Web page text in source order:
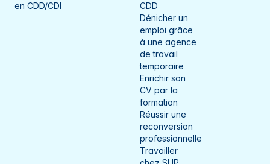
Orne
en CDD/CDI
CDD
Dénicher un
emploi grâce
à une agence
de travail
temporaire
Enrichir son
CV par la
formation
Réussir une
reconversion
professionnelle
Travailler